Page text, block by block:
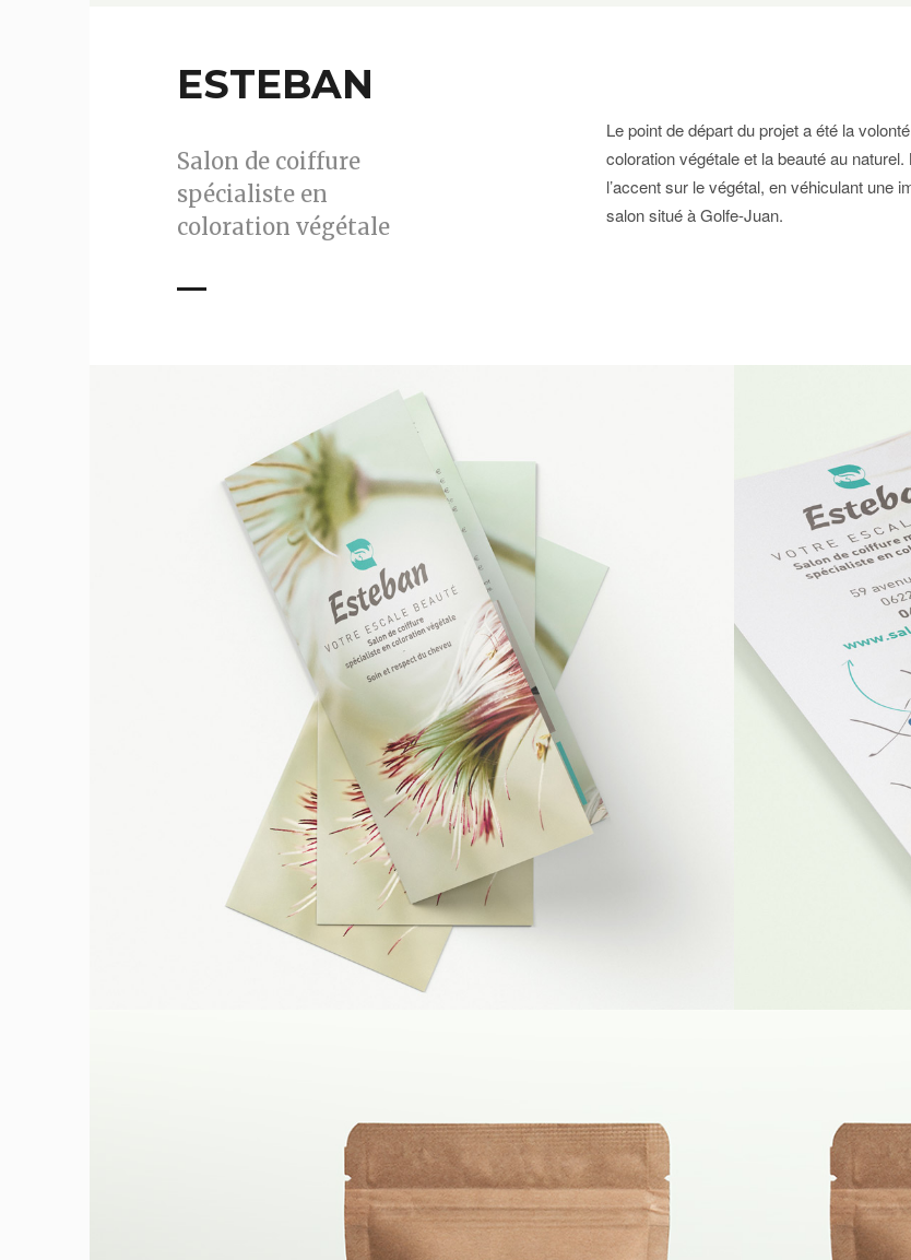
ESTEBAN
Salon de coiffure
spécialiste en
coloration végétale
Le point de départ du projet a été la
coloration végétale et la beauté au
l’accent sur le végétal, en véhiculant une
salon situé à Golfe-Juan.